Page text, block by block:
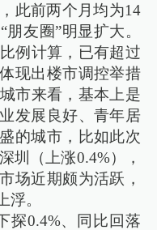
此前两个月均为14
友圈”明显扩大。
例计算，已有超过
现出楼市调控举措
市来看，基本上是
发展良好、青年居
的城市，比如此次
圳（上涨0.4%），
场近期颇为活跃，
浮。
探0.4%、同比回落